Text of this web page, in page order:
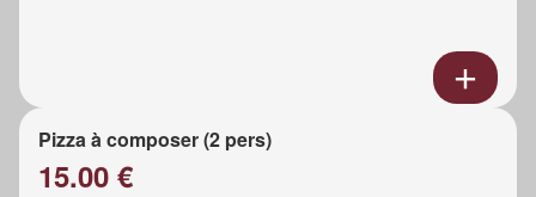
Pizza à composer (2 pers)
15.00 €